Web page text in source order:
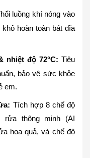
luồng khí nóng vào
hoàn toàn bát đĩa
nhiệt độ 72°C: Tiêu
bảo vệ sức khỏe
em.
Tích hợp 8 chế độ
rửa thông minh (AI
hoa quả, và chế độ